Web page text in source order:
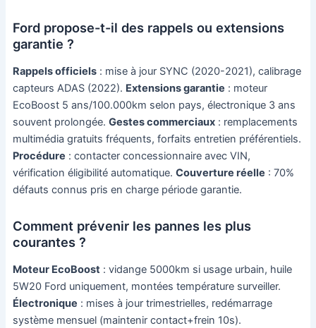
Ford propose-t-il des rappels ou extensions
garantie ?
Rappels officiels: mise à jour SYNC (2020-2021), calibrage
capteurs ADAS (2022). Extensions garantie : moteur
EcoBoost 5 ans/100.000km selon pays, électronique 3 ans
souvent prolongée. Gestes commerciaux: remplacements
multimédia gratuits fréquents, forfaits entretien préférentiels.
Procédure : contacter concessionnaire avec VIN,
vérification éligibilité automatique. Couverture réelle : 70%
défauts connus pris en charge période garantie.
Comment prévenir les pannes les plus
courantes ?
Moteur EcoBoost: vidange 5000km si usage urbain, huile
5W20 Ford uniquement, montées température surveiller.
Électronique : mises à jour trimestrielles, redémarrage
système mensuel (maintenir contact+frein 10s).